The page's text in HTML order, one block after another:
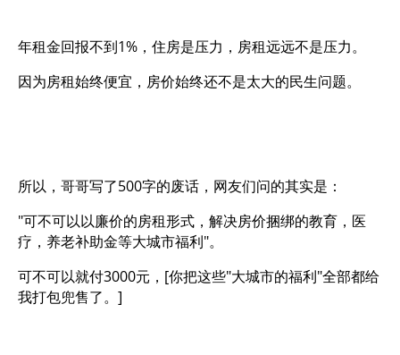
年租金回报不到1%，住房是压力，房租远远不是压力。
因为房租始终便宜，房价始终还不是太大的民生问题。
所以，哥哥写了500字的废话，网友们问的其实是：
"可不可以以廉价的房租形式，解决房价捆绑的教育，医
疗，养老补助金等大城市福利"。
可不可以就付3000元，[你把这些"大城市的福利"全部都给
我打包兜售了。]